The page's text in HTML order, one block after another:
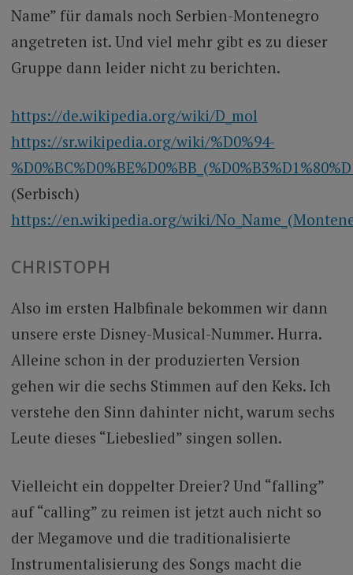
Name” für damals noch Serbien-Montenegro
angetreten ist. Und viel mehr gibt es zu dieser
Gruppe dann leider nicht zu berichten.
https://de.wikipedia.org/wiki/D_mol
https://sr.wikipedia.org/wiki/%D0%94-
(Serbisch)
https://en.wikipedia.org/wiki/
CHRISTOPH
Also im ersten Halbfinale bekommen wir dann
unsere erste Disney-Musical-Nummer. Hurra.
Alleine schon in der produzierten Version
gehen wir die sechs Stimmen auf den Keks. Ich
verstehe den Sinn dahinter nicht, warum sechs
Leute dieses “Liebeslied” singen sollen.
Vielleicht ein doppelter Dreier? Und “falling”
auf “calling” zu reimen ist jetzt auch nicht so
der Megamove und die traditionalisierte
Instrumentalisierung des Songs macht die